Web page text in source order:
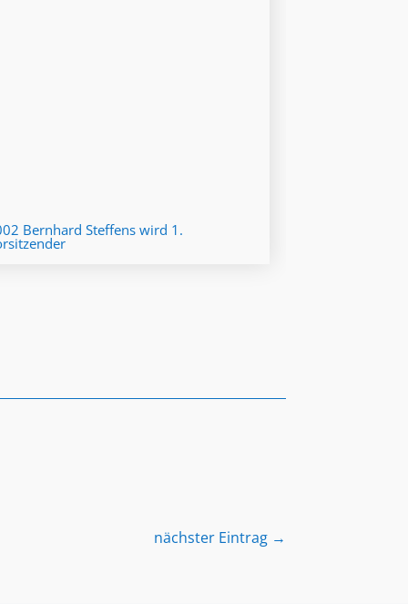
Bernhard Steffens wird 1.
nächster Eintrag→